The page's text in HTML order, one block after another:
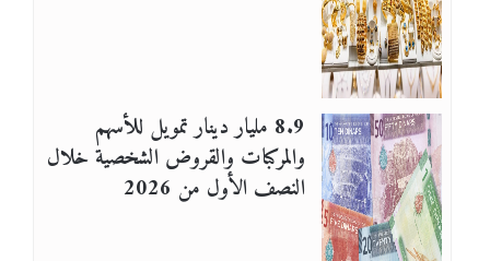
8.9 مليار دينار تمويل للأسهم
والمركبات والقروض الشخصية خلال
النصف الأول من 2026